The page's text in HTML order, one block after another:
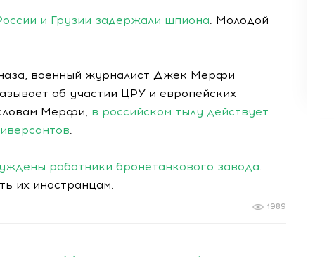
и Грузии задержали шпиона. Молодой
военный журналист Джек Мерфи
об участии ЦРУ и европейских
Мерфи, в российском тылу действует
.
работники бронетанкового завода.
их иностранцам.
1989